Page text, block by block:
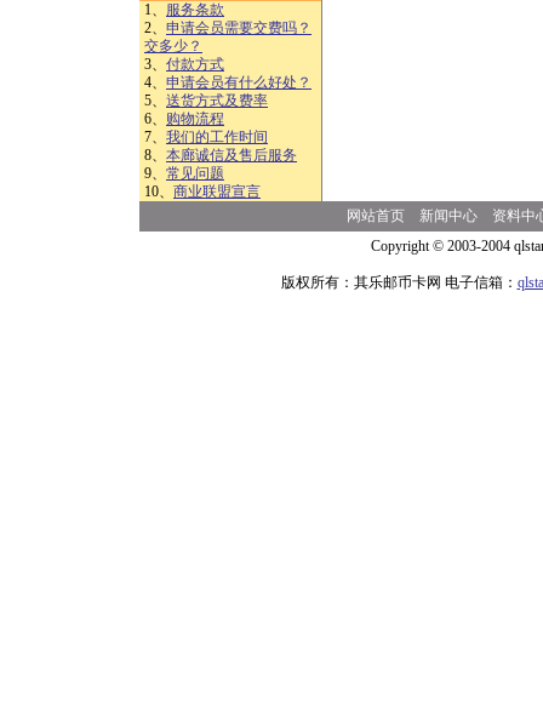
1、 服务条款
2、 申请会员需要交费吗？
交多少？
3、 付款方式
4、 申请会员有什么好处？
5、 送货方式及费率
6、 购物流程
7、 我们的工作时间
8、 本廊诚信及售后服务
9、 常见问题
10、 商业联盟宣言
网站首页 新闻中心
资料中
Copyright © 2003-2004
版权所有：其乐邮币卡网 电子信箱：